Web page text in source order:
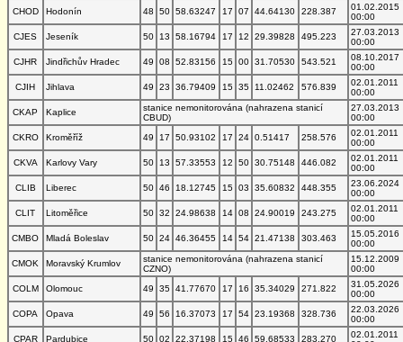
CHOD
Hodonín 48 50 58.63247 17 07 44.64130 228.387
01.02.2015
00:00
CJES
Jeseník 50 13 58.16794 17 12 29.39828 495.223
27.03.2013
00:00
CJHR
Jindřichův Hradec 49 08 52.83156 15 00 31.70530 543.521
08.10.2017
00:00
CJIH
Jihlava 49 23 36.79409 15 35 11.02462 576.839
02.01.2011
00:00
CKAP
Kaplice
stanice nemonitorována (nahrazena stanicí
CBUD)
27.03.2013
00:00
CKRO
Kroměříž 49 17 50.93102 17 24 0.51417 258.576
02.01.2011
00:00
CKVA
Karlovy Vary 50 13 57.33553 12 50 30.75148 446.082
02.01.2011
00:00
CLIB
Liberec 50 46 18.12745 15 03 35.60832 448.355
23.06.2024
00:00
CLIT
Litoměřice 50 32 24.98638 14 08 24.90019 243.275
02.01.2011
00:00
CMBO
Mladá Boleslav 50 24 46.36455 14 54 21.47138 303.463
15.05.2016
00:00
CMOK
Moravský Krumlov
stanice nemonitorována (nahrazena stanicí
CZNO)
15.12.2009
00:00
COLM
Olomouc 49 35 41.77670 17 16 35.34029 271.822
31.05.2026
00:00
COPA
Opava 49 56 16.37073 17 54 23.19368 328.736
22.03.2026
00:00
CPAR
Pardubice 50 02 22.37198 15 46 59.68533 283.270
02.01.2011